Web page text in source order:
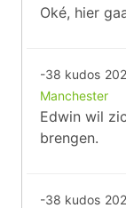
Oké, hier
-38 kudos
Manchester
Edwin wil
brengen.
-38 kudos